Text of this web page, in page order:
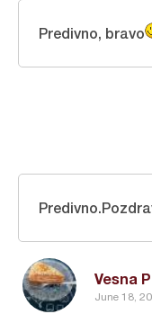
Predivno, bravo
Vesna
June 18,